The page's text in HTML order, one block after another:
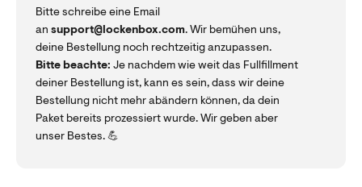
Bitte schreibe eine Email
an support@lockenbox.com. Wir bemühen uns,
deine Bestellung noch rechtzeitig anzupassen.
Bitte beachte: Je nachdem wie weit das Fullfillment
deiner Bestellung ist, kann es sein, dass wir deine
Bestellung nicht mehr abändern können, da dein
Paket bereits prozessiert wurde. Wir geben aber
unser Bestes. 💪